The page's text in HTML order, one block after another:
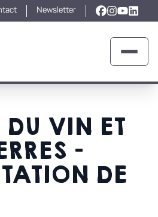
Newsletter
Lien vers la
Lien vers
LienLien
VIN ET
–
DE